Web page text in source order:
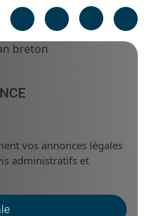
Facebook
Linked
vos annonces légales
administratifs et